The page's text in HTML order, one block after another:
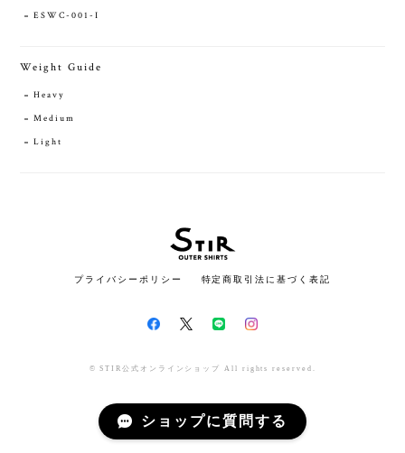
ESWC-001-I
Weight Guide
Heavy
Medium
Light
プライバシーポリシー 特定商取引法に基づく表記
© STIR公式オンラインショップ All rights reserved.
ショップに質問する